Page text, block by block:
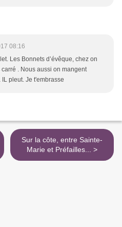
08:16
Les Bonnets d’évêque, chez on
. Nous aussi on mangent
pleut. Je t'embrasse
Sur la côte, entre Sainte-
Marie et Préfailles... >